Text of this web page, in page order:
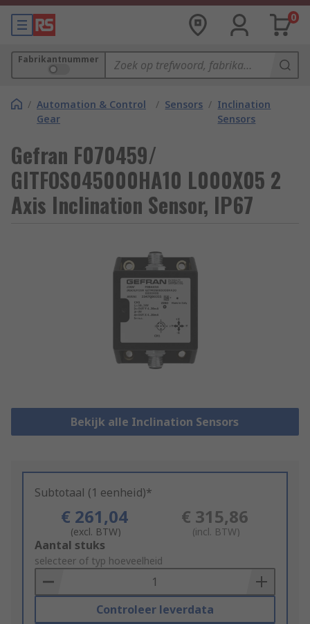
0
Fabrikantnummer
/ Automation & Control
Gear
/ Sensors / Inclination
Sensors
Gefran F070459/
GITFOS045000HA10 L000X05 2
Axis Inclination Sensor, IP67
Bekijk alle Inclination Sensors
Subtotaal (1 eenheid)*
€ 261,04
(excl. BTW)
€ 315,86
(incl. BTW)
Add
to
Basket
Aantal stuks
selecteer of typ hoeveelheid
Controleer leverdata